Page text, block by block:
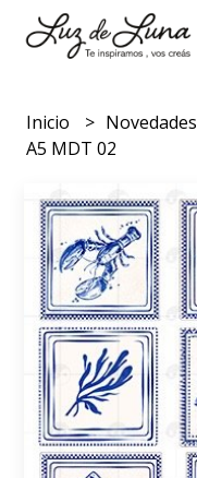
Inicio Novedades
A5 MDT 02